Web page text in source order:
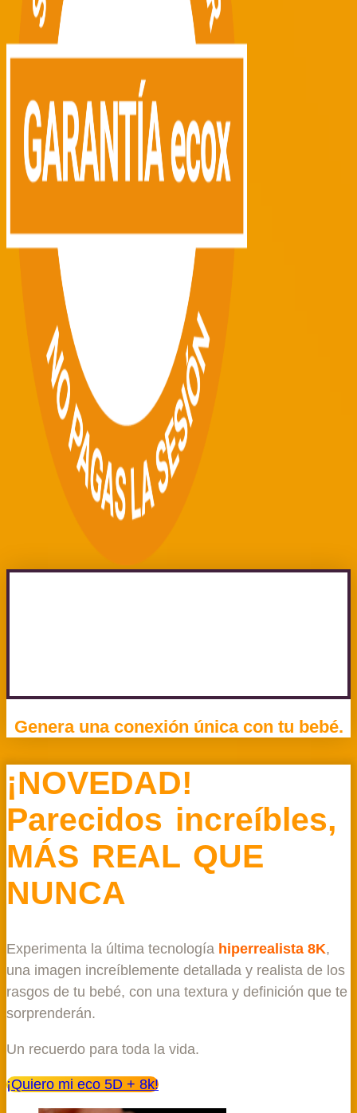
Genera una conexión única con tu bebé.
¡NOVEDAD!
Parecidos increíbles,
MÁS REAL QUE
NUNCA
Experimenta la última tecnología hiperrealista 8K,
una imagen increíblemente detallada y realista de los
rasgos de tu bebé, con una textura y definición que te
sorprenderán.
Un recuerdo para toda la vida.
¡Quiero mi eco 5D + 8k!